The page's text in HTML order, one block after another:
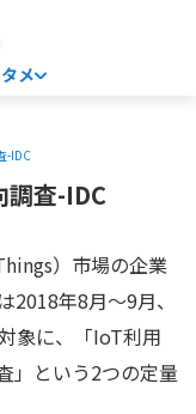
メ
-IDC
調査-IDC
）市場の企業
2018年8月～9月、
象に、「IoT利用
」という2つの定量